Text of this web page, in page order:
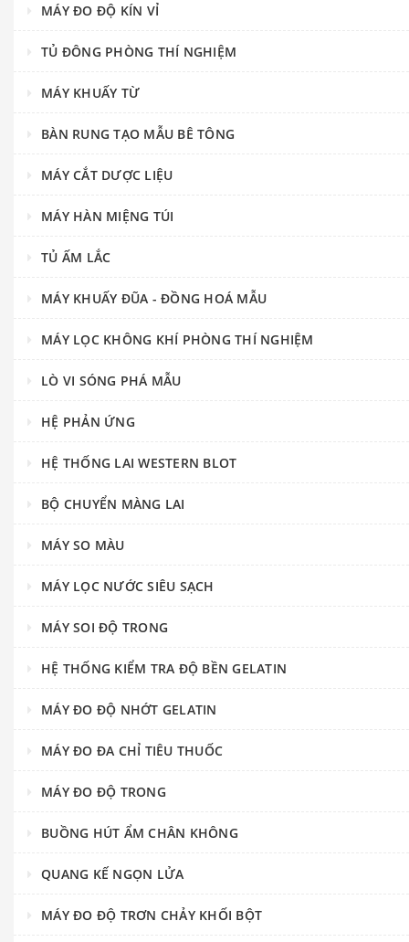
MÁY ĐO ĐỘ KÍN VỈ
TỦ ĐÔNG PHÒNG THÍ NGHIỆM
MÁY KHUẤY TỪ
BÀN RUNG TẠO MẪU BÊ TÔNG
MÁY CẮT DƯỢC LIỆU
MÁY HÀN MIỆNG TÚI
TỦ ẤM LẮC
MÁY KHUẤY ĐŨA - ĐỒNG HOÁ MẪU
MÁY LỌC KHÔNG KHÍ PHÒNG THÍ NGHIỆM
LÒ VI SÓNG PHÁ MẪU
HỆ PHẢN ỨNG
HỆ THỐNG LAI WESTERN BLOT
BỘ CHUYỂN MÀNG LAI
MÁY SO MÀU
MÁY LỌC NƯỚC SIÊU SẠCH
MÁY SOI ĐỘ TRONG
HỆ THỐNG KIỂM TRA ĐỘ BỀN GELATIN
MÁY ĐO ĐỘ NHỚT GELATIN
MÁY ĐO ĐA CHỈ TIÊU THUỐC
MÁY ĐO ĐỘ TRONG
BUỒNG HÚT ẨM CHÂN KHÔNG
QUANG KẾ NGỌN LỬA
MÁY ĐO ĐỘ TRƠN CHẢY KHỐI BỘT